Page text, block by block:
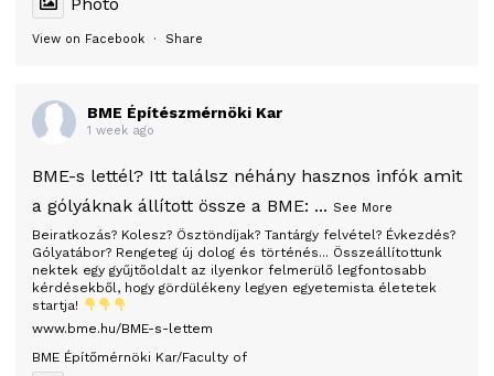
View on Facebook · Share
BME Építészmérnöki Kar
1 week ago
BME-s lettél? Itt találsz néhány hasznos infók amit
a gólyáknak állított össze a BME:
Beiratkozás? Kolesz? Ösztöndíjak? Tantárgy felvétel? Évkezdés?
Gólyatábor? Rengeteg új dolog és történés... Összeállítottunk
nektek egy gyűjtőoldalt az ilyenkor felmerülő legfontosabb
kérdésekből, hogy gördülékeny legyen egyetemista életetek
startja!
www.bme.hu/BME-s-lettem
BME Építőmérnöki Kar/Faculty of
... See More